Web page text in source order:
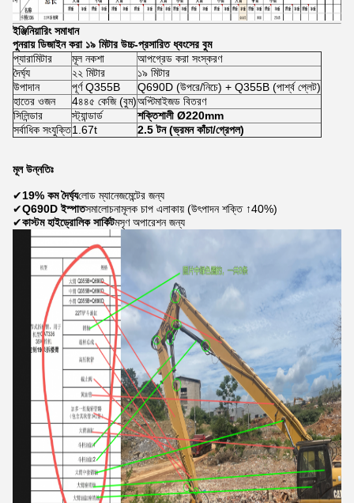
ইঞ্জিনিয়ারিং সমাধান
পুনরায় ডিজাইন করা ১৯ মিটার উচ্চ-প্রসারিত ধ্বংসের বুম
প্যারামিটার
মূল নকশা
আপগ্রেড করা সংস্করণ
দৈর্ঘ্য
২২ মিটার
১৯ মিটার
উপাদান
পূর্ণ Q355B
Q690D (উপরে/নিচে) + Q355B (পার্শ্ব প্লেট)
হাতের ওজন
4৪৪৫ কেজি (বুম)অপ্টিমাইজড বিতরণ
সিলিন্ডার
স্ট্যান্ডার্ড
শক্তিশালী Ø220mm
সর্বাধিক সংযুক্তি1.67t 2.5 টন (ভ্রমন কাঁচা/গ্রেপল)
মূল উন্নতিঃ
✔19% কম দৈর্ঘ্যলোড ম্যানেজমেন্টের জন্য
✔Q690D ইস্পাতসমালোচনামূলক চাপ এলাকায় (উৎপাদন শক্তি ↑40%)
✔কাস্টম হাইড্রোলিক সার্কিটমসৃণ অপারেশন জন্য